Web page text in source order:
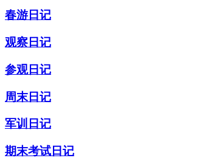
春游日记
观察日记
参观日记
周末日记
军训日记
期末考试日记